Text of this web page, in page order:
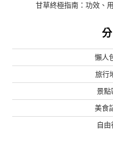
甘草終極指南：功效、
懶人
旅行
景點
美食
自由